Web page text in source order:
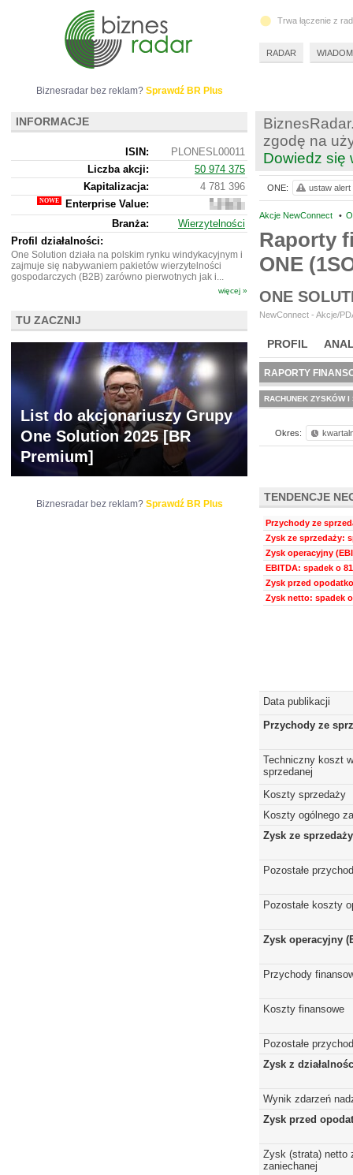
zgodę na
Dowiedz się
Akcje NewConnect •
Raporty
ONE
ONE
NewConnect - Akcje/
PROFIL
BR LAB
RAPORTY
RACHUNEK ZYSKÓW I
Okres:
TENDENCJE
Przychody ze
Zysk ze sprzedaży:
Zysk operacyjny
EBITDA: spadek o
Zysk przed
Zysk netto: spadek o
Data publikacji
Przychody ze
Techniczny koszt
sprzedanej
Koszty sprzedaży
Koszty ogólnego
Zysk ze sprzedaży
Pozostałe
Pozostałe koszty
Zysk operacyjny
Przychody
Koszty finansowe
Pozostałe
Zysk z
Wynik zdarzeń
Zysk przed
Zysk (strata) netto
zaniechanej
ONE: ustaw alert
Biznesradar bez reklam? Sprawdź BR Plus
INFORMACJE
ISIN:
PLONESL00011
Liczba akcji:
50 974 375
Kapitalizacja:
4 781 396
Enterprise Value:
2
740
396
Branża:
Wierzytelności
Profil działalności:
One Solution działa na polskim rynku windykacyjnym i
zajmuje się nabywaniem pakietów wierzytelności
gospodarczych (B2B) zarówno pierwotnych jak i...
więcej »
TU ZACZNIJ
List do akcjonariuszy Grupy
One Solution 2025 [BR
Premium]
Biznesradar bez reklam? Sprawdź BR Plus
Trwa łączenie z
RADAR